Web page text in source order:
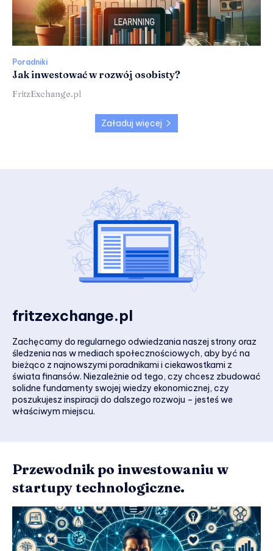
Poradniki
Jak inwestować w rozwój osobisty?
FritzExchange.pl
Załaduj więcej
fritzexchange.pl
Zachęcamy do regularnego odwiedzania naszej strony oraz
śledzenia nas w mediach społecznościowych, aby być na
bieżąco z najnowszymi poradnikami i ciekawostkami z
świata finansów. Niezależnie od tego, czy chcesz zbudować
solidne fundamenty swojej wiedzy ekonomicznej, czy
poszukujesz inspiracji do dalszego rozwoju – jesteś we
właściwym miejscu.
Przewodnik po inwestowaniu w
startupy technologiczne.